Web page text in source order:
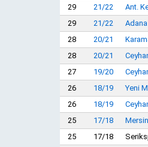
29
21/22 Ant.
29
21/22
28
20/21
28
20/21
27
19/20
26
18/19 Yeni
26
18/19
25
17/18
25
17/18